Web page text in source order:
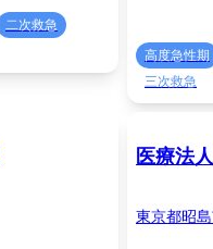
二次救急
高度急性期
三次救急
医療法
東京都昭